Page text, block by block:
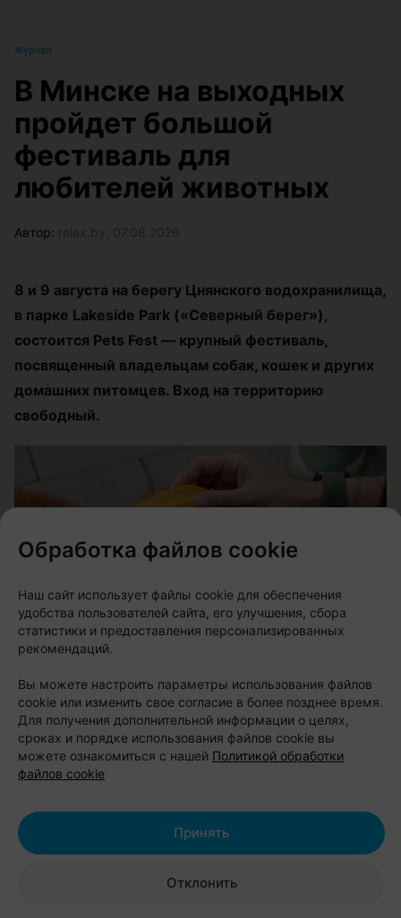
Журнал
В Минске на выходных
пройдет большой
фестиваль для
любителей животных
Автор:
8 и 9 августа на берегу Цнянского водохранилища,
в парке Lakeside Park («Северный берег»),
состоится Pets Fest — крупный фестиваль,
посвященный владельцам собак, кошек и других
домашних питомцев. Вход на территорию
свободный.
Шестой год подряд
Pets Fest проводится уже в шестой раз и
традиционно собирает не только хозяев
животных, но и семьи с детьми, а также всех,
кому интересна тема зоозащиты и активного
добавили новые тематические зоны и расширили
Обработка файлов cookie
Наш сайт использует файлы cookie для обеспечения
удобства пользователей сайта, его улучшения, сбора
статистики и предоставления персонализированных
рекомендаций.
Вы можете настроить параметры использования файлов
cookie или изменить свое согласие в более позднее время.
Для получения дополнительной информации о целях,
сроках и порядке использования файлов cookie вы
можете ознакомиться с нашей Политикой обработки
файлов cookie
Отклонить
Принять